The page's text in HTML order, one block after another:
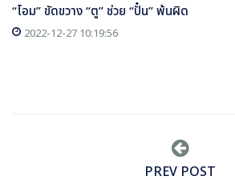
“โอม” ขัดขวาง “ตู” ช่วย “ปั๋น” พ้นผิด
2022-12-27 10:19:56
PREV POST